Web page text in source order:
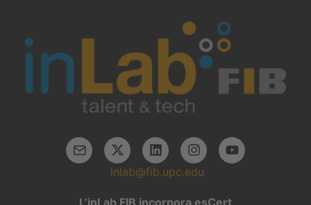
inlab@fib.upc.edu
L’inLab FIB incorpora esCert